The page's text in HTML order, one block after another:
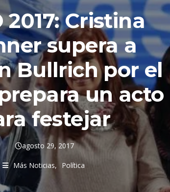
2017: Cristina
supera a
Bullrich por el
un acto
festejar
agosto 29, 2017
Más Noticias Política